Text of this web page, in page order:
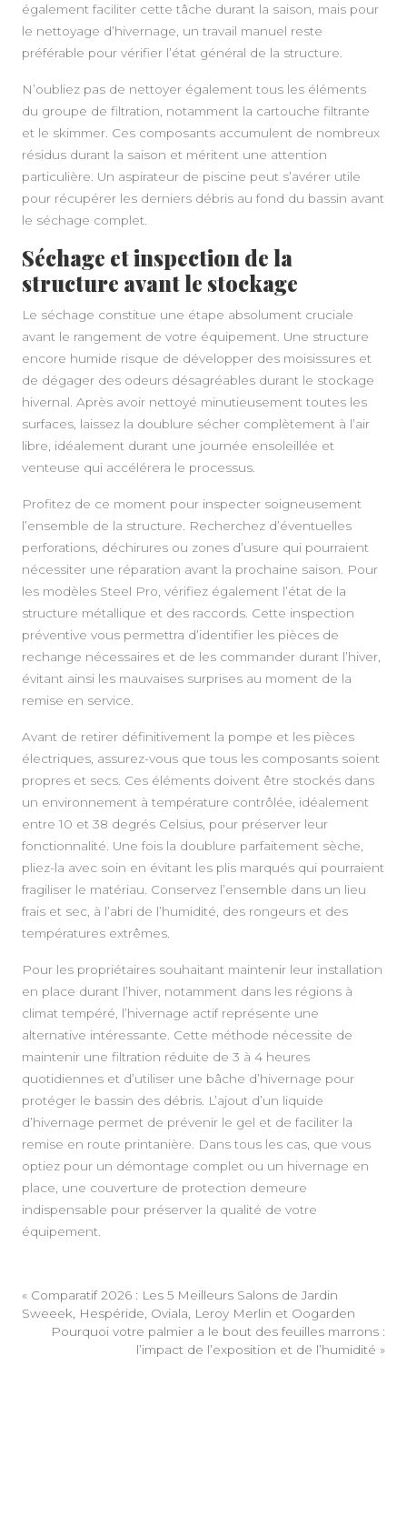
également faciliter cette tâche durant la saison, mais pour
le nettoyage d’hivernage, un travail manuel reste
préférable pour vérifier l’état général de la structure.
N’oubliez pas de nettoyer également tous les éléments
du groupe de filtration, notamment la cartouche filtrante
et le skimmer. Ces composants accumulent de nombreux
résidus durant la saison et méritent une attention
particulière. Un aspirateur de piscine peut s’avérer utile
pour récupérer les derniers débris au fond du bassin avant
le séchage complet.
Séchage et inspection de la
structure avant le stockage
Le séchage constitue une étape absolument cruciale
avant le rangement de votre équipement. Une structure
encore humide risque de développer des moisissures et
de dégager des odeurs désagréables durant le stockage
hivernal. Après avoir nettoyé minutieusement toutes les
surfaces, laissez la doublure sécher complètement à l’air
libre, idéalement durant une journée ensoleillée et
venteuse qui accélérera le processus.
Profitez de ce moment pour inspecter soigneusement
l’ensemble de la structure. Recherchez d’éventuelles
perforations, déchirures ou zones d’usure qui pourraient
nécessiter une réparation avant la prochaine saison. Pour
les modèles Steel Pro, vérifiez également l’état de la
structure métallique et des raccords. Cette inspection
préventive vous permettra d’identifier les pièces de
rechange nécessaires et de les commander durant l’hiver,
évitant ainsi les mauvaises surprises au moment de la
remise en service.
Avant de retirer définitivement la pompe et les pièces
électriques, assurez-vous que tous les composants soient
propres et secs. Ces éléments doivent être stockés dans
un environnement à température contrôlée, idéalement
entre 10 et 38 degrés Celsius, pour préserver leur
fonctionnalité. Une fois la doublure parfaitement sèche,
pliez-la avec soin en évitant les plis marqués qui pourraient
fragiliser le matériau. Conservez l’ensemble dans un lieu
frais et sec, à l’abri de l’humidité, des rongeurs et des
températures extrêmes.
Pour les propriétaires souhaitant maintenir leur installation
en place durant l’hiver, notamment dans les régions à
climat tempéré, l’hivernage actif représente une
alternative intéressante. Cette méthode nécessite de
maintenir une filtration réduite de 3 à 4 heures
quotidiennes et d’utiliser une bâche d’hivernage pour
protéger le bassin des débris. L’ajout d’un liquide
d’hivernage permet de prévenir le gel et de faciliter la
remise en route printanière. Dans tous les cas, que vous
optiez pour un démontage complet ou un hivernage en
place, une couverture de protection demeure
indispensable pour préserver la qualité de votre
équipement.
« Comparatif 2026 : Les 5 Meilleurs Salons de Jardin
Sweeek, Hespéride, Oviala, Leroy Merlin et Oogarden
Pourquoi votre palmier a le bout des feuilles marrons :
l’impact de l’exposition et de l’humidité »